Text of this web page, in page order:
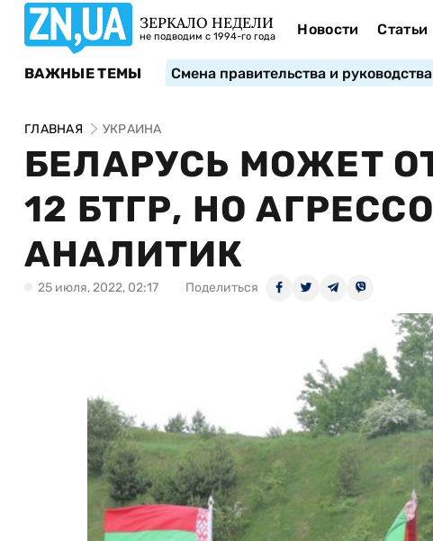
ЗЕРКАЛО НЕДЕЛИ
не подводим с 1994-го года Новости Статьи
ВАЖНЫЕ ТЕМЫ Смена правительства и
ГЛАВНАЯ УКРАИНА
БЕЛАРУСЬ МОЖЕТ
12 БТГР, НО
АНАЛИТИК
25 июля, 2022, 02:17 Поделиться